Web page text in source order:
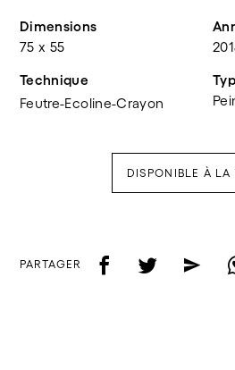
Dimensions
75 x 55
Technique
Feutre-Ecoline-Crayon
DISPONIBLE À LA
PARTAGER f t e